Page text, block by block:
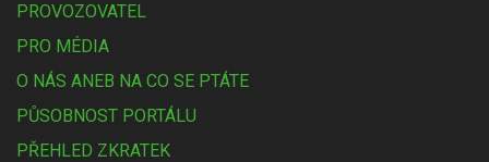
PROVOZOVATEL
PRO MÉDIA
O NÁS ANEB NA CO SE PTÁTE
PŮSOBNOST PORTÁLU
PŘEHLED ZKRATEK